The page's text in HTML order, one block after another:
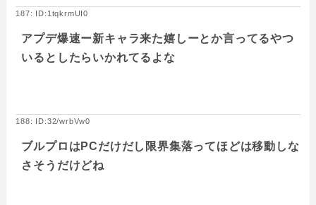
187: ID:1tqkrmUI0
アプデ爆速ー新キャラ来た嬉しーとか言ってるやつ
いるとしたらいかれてるよな
188: ID:32/wrbVw0
ブルプロはPCだけだし限界集落ってほどは移動しな
さそうだけどね